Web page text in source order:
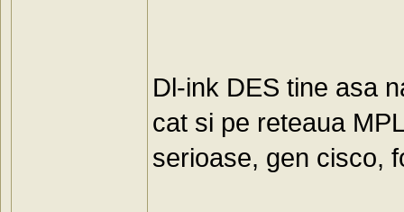
Dl-ink DES tine asa
cat si pe reteaua
serioase, gen cisco,